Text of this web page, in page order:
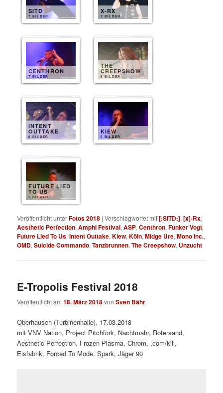
SITD
7 BILDER
X-RX
7 BILDER
CENTHRON
7 BILDER
THE
CREEPSHOW
6 BILDER
INTENT
OUTTAKE
6 BILDER
KIEW
5 BILDER
FUTURE LIED
TO US
5 BILDER
Veröffentlicht unterFotos 2018 |Verschlagwortet mit[:SITD:],[x]-Rx,
Aesthetic Perfection,Amphi Festival,ASP,Centhron,Funker Vogt,
Future Lied To Us,Intent Outtake,Kiew,Köln,Midge Ure,Mono Inc.,
OMD,Suicide Commando,Tanzbrunnen,The Creepshow, Unzucht
E-Tropolis Festival 2018
Veröffentlicht am18. März 2018vonSven Bähr
Oberhausen (Turbinenhalle), 17.03.2018
mit VNV Nation, Project Pitchfork, Nachtmahr, Rotersand,
Aesthetic Perfection, Frozen Plasma, Chrom, .com/kill,
Eisfabrik, Forced To Mode, Spark, Jäger 90